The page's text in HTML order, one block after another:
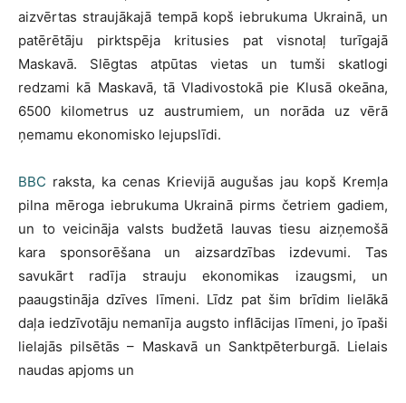
aizvērtas straujākajā tempā kopš iebrukuma Ukrainā, un
patērētāju pirktspēja kritusies pat visnotaļ turīgajā
Maskavā. Slēgtas atpūtas vietas un tumši skatlogi
redzami kā Maskavā, tā Vladivostokā pie Klusā okeāna,
6500 kilometrus uz austrumiem, un norāda uz vērā
ņemamu ekonomisko lejupslīdi.
BBC raksta, ka cenas Krievijā augušas jau kopš Kremļa
pilna mēroga iebrukuma Ukrainā pirms četriem gadiem,
un to veicināja valsts budžetā lauvas tiesu aizņemošā
kara sponsorēšana un aizsardzības izdevumi. Tas
savukārt radīja strauju ekonomikas izaugsmi, un
paaugstināja dzīves līmeni. Līdz pat šim brīdim lielākā
daļa iedzīvotāju nemanīja augsto inflācijas līmeni, jo īpaši
lielajās pilsētās – Maskavā un Sanktpēterburgā. Lielais
naudas apjoms un